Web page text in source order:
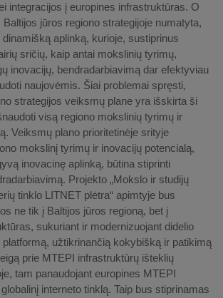
integracijos į europines infrastruktūras. O
jūros regiono strategijoje numatyta,
aplinką, kurioje, sustiprinus
sričių, kaip antai mokslinių tyrimų,
inovacijų, bendradarbiavimą dar efektyviau
naujovėmis. Šiai problemai spręsti,
strategijos veiksmų plane yra išskirta ši
visą regiono mokslinių tyrimų ir
Veiksmų plano prioritetinėje srityje
mokslinį tyrimų ir inovacijų potencialą,
inovacinę aplinką, būtina stiprinti
Projekto „Mokslo ir studijų
tinklo LITNET plėtra“ apimtyje bus
ne tik į Baltijos jūros regioną, bet į
sukuriant ir modernizuojant didelio
užtikrinančią kokybišką ir patikimą
prie MTEPI infrastruktūrų išteklių
tam panaudojant europines MTEPI
interneto tinklą. Taip bus stiprinamas